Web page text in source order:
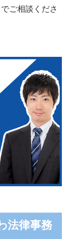
ご相談くださ
法律事務